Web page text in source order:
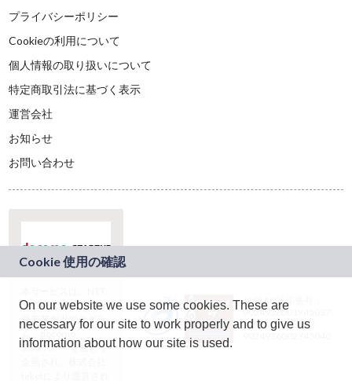
プライバシーポリシー
Cookieの利用について
個人情報の取り扱いについて
特定商取引法に基づく表示
運営会社
お知らせ
お問い合わせ
ドコモグループの新
規事業創出プログラ
ム「docomo
STARTUP」を通じて
JASRAC許諾番号：
9024936001Y45037
JASRAC許諾番号：
On our website we use some cookies. These are
necessary for our site to work properly and to give us
information about how our site is used.